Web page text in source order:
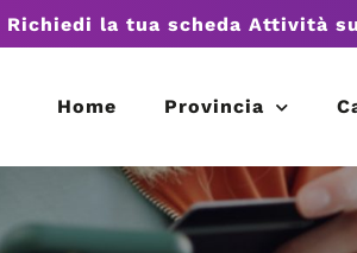
Richiedi la tua scheda Attività
Home Provincia